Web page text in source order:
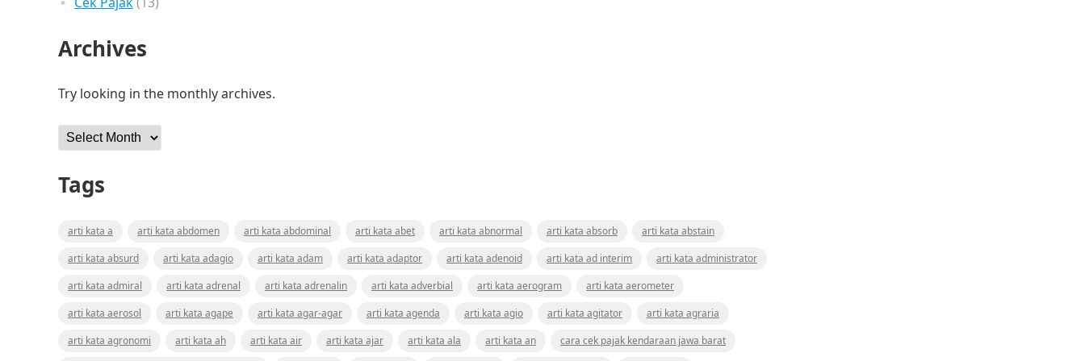
Archives
Try looking in the monthly archives.
Archives
Tags
arti kata a arti kata abdomen arti kata abdominal arti kata abet arti kata abnormal arti kata absorb
arti kata abstain
arti kata absurd
arti kata adagio arti kata adam arti kata adaptor arti kata adenoid arti kata ad interim
arti kata administrator
arti kata admiral
arti kata adrenal arti kata adrenalin arti kata adverbial arti kata aerogram
arti kata aerometer
arti kata aerosol
arti kata agape arti kata agar-agar arti kata agenda arti kata agio arti kata agitator
arti kata agraria
arti kata agronomi
arti kata ah arti kata air arti kata ajar arti kata ala arti kata an
cara cek pajak kendaraan jawa barat